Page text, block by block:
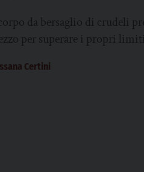
da bersaglio di crudeli
per superare i propri
Certini